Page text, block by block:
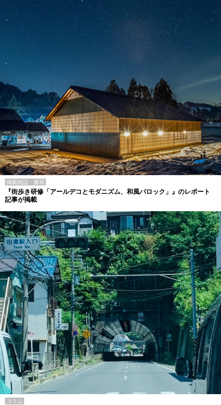
掲載雑誌・書籍
『街歩き研修「アールデコとモダニズム、和風バロック」』のレポート
記事が掲載
コラム